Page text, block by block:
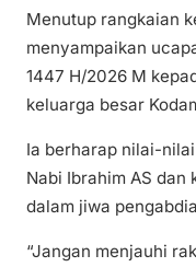
Menutup rangkaian
menyampaikan
1447 H/2026 M
keluarga besar
Ia berharap nilai-
Nabi Ibrahim AS
dalam jiwa
“Jangan menjauhi